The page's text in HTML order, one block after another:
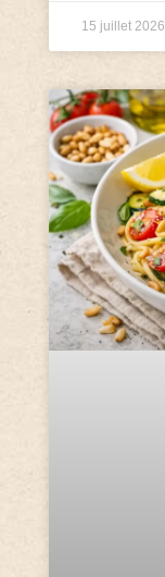
15 juillet 2026